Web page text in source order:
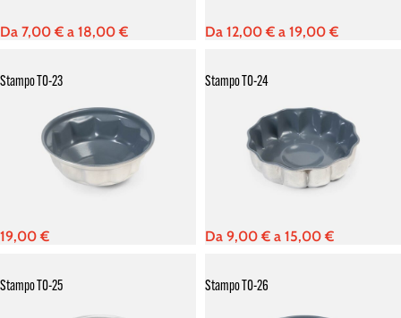
Da 7,00€ a 18,00€ Da 12,00€ a 19,00€
Stampo TO-23
19,00€
Stampo TO-24
Da 9,00€ a 15,00€
Stampo TO-25 Stampo TO-26